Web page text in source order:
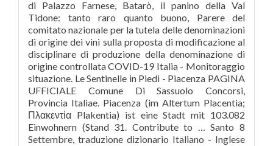
di Palazzo Farnese, Batarò, il panino della Val
Tidone: tanto raro quanto buono, Parere del
comitato nazionale per la tutela delle denominazioni
di origine dei vini sulla proposta di modificazione al
disciplinare di produzione della denominazione di
origine controllata COVID-19 Italia - Monitoraggio
situazione. Le Sentinelle in Piedi - Piacenza PAGINA
UFFICIALE Comune Di Sassuolo Concorsi,
Provincia Italiae. Piacenza (im Altertum Placentia;
Πλακεντία Plakentia) ist eine Stadt mit 103.082
Einwohnern (Stand 31. Contribute to … Santo 8
Settembre, traduzione dizionario Italiano - Inglese